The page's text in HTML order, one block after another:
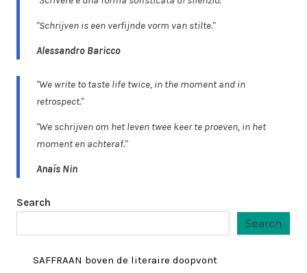
"Schrijven is een verfijnde vorm van stilte."
Alessandro Baricco
"We write to taste life twice, in the moment and in
retrospect."
"We schrijven om het leven twee keer te proeven, in het
moment en achteraf."
Anaïs Nin
Search
Search
SAFFRAAN boven de literaire doopvont